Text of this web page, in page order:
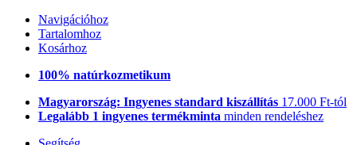
Navigációhoz
Tartalomhoz
Kosárhoz
100% natúrkozmetikum
Magyarország: Ingyenes standard kiszállítás 17.000 Ft-tól
Legalább 1 ingyenes termékminta minden rendeléshez